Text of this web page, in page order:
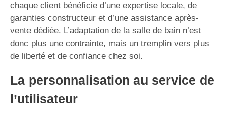
chaque client bénéficie d’une expertise locale, de
garanties constructeur et d’une assistance après-
vente dédiée. L’adaptation de la salle de bain n’est
donc plus une contrainte, mais un tremplin vers plus
de liberté et de confiance chez soi.
La personnalisation au service de
l’utilisateur